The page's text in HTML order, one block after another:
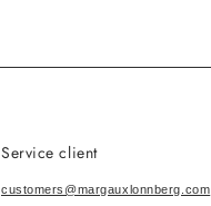
Service client
customers@margauxlonnberg.com